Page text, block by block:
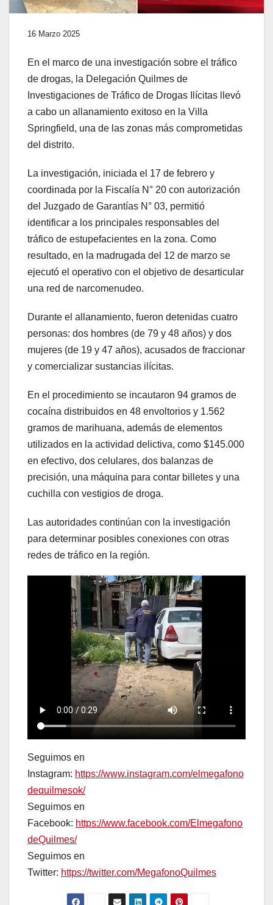
16 Marzo 2025
En el marco de una investigación sobre el tráfico
de drogas, la Delegación Quilmes de
Investigaciones de Tráfico de Drogas Ilícitas llevó
a cabo un allanamiento exitoso en la Villa
Springfield, una de las zonas más comprometidas
del distrito.
La investigación, iniciada el 17 de febrero y
coordinada por la Fiscalía N° 20 con autorización
del Juzgado de Garantías N° 03, permitió
identificar a los principales responsables del
tráfico de estupefacientes en la zona. Como
resultado, en la madrugada del 12 de marzo se
ejecutó el operativo con el objetivo de desarticular
una red de narcomenudeo.
Durante el allanamiento, fueron detenidas cuatro
personas: dos hombres (de 79 y 48 años) y dos
mujeres (de 19 y 47 años), acusados de fraccionar
y comercializar sustancias ilícitas.
En el procedimiento se incautaron 94 gramos de
cocaína distribuidos en 48 envoltorios y 1.562
gramos de marihuana, además de elementos
utilizados en la actividad delictiva, como $145.000
en efectivo, dos celulares, dos balanzas de
precisión, una máquina para contar billetes y una
cuchilla con vestigios de droga.
Las autoridades continúan con la investigación
para determinar posibles conexiones con otras
redes de tráfico en la región.
Seguimos en
Instagram: https://www.instagram.com/elmegafono
dequilmesok/
Seguimos en
Facebook: https://www.facebook.com/Elmegafono
deQuilmes/
Seguimos en
Twitter: https://twitter.com/MegafonoQuilmes